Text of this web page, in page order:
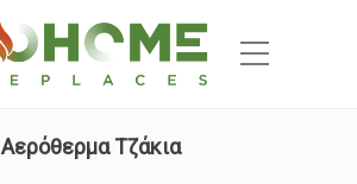
Αερόθερμα Τζάκια